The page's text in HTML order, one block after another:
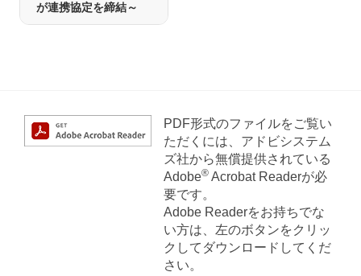
が連携協定を締結～
PDF形式のファイルをご覧い
ただくには、アドビシステム
ズ社から無償提供されている
Adobe®Acrobat Readerが必
要です。
Adobe Readerをお持ちでな
い方は、左のボタンをクリッ
クしてダウンロードしてくだ
さい。